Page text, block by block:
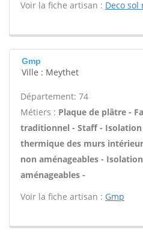
Voir la fiche artisan : Deco
Gmp
Ville : Meythet
Département: 74
Métiers : Plaque de plâtre -
traditionnel - Staff -
thermique des murs
non aménageables -
aménageables -
Voir la fiche artisan : Gmp